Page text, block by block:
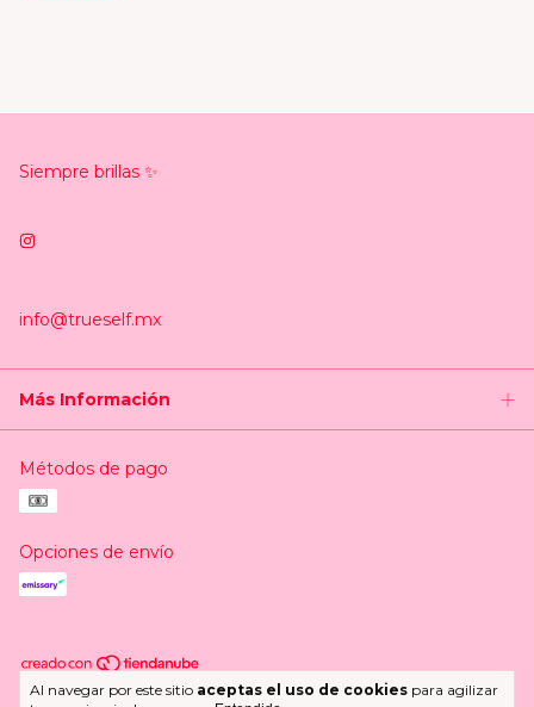
Al navegar por este sitio aceptas el uso de cookies para agilizar
Siempre brillas ✨
info@trueself.mx
Más Información
Métodos de pago
Opciones de envío
Copyright Trueself.mx - 2026. Todos los derechos reservados.